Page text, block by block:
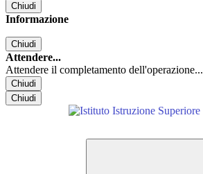
Chiudi
Informazione
Chiudi
Attendere...
Attendere il completamento dell'operazione...
Chiudi
Chiudi